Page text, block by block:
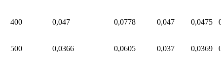
400 0,047 0,0778 0,047 0,0475
500 0,0366 0,0605 0,037 0,0369